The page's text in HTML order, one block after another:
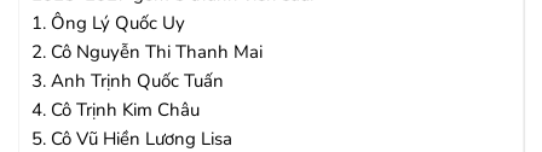
1. Ông Lý Quốc Uy
2. Cô Nguyễn Thi Thanh Mai
3. Anh Trịnh Quốc Tuấn
4. Cô Trịnh Kim Châu
5. Cô Vũ Hiền Lương Lisa